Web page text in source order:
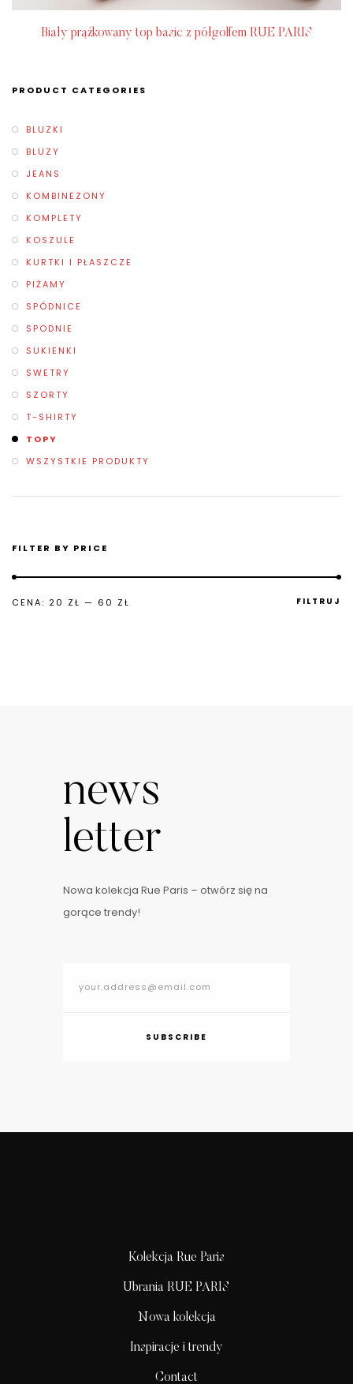
Biały prążkowany top basic z półgolfem RUE PARIS
PRODUCT CATEGORIES
BLUZKI
BLUZY
JEANS
KOMBINEZONY
KOMPLETY
KOSZULE
KURTKI I PŁASZCZE
PIŻAMY
SPÓDNICE
SPODNIE
SUKIENKI
SWETRY
SZORTY
T-SHIRTY
TOPY
WSZYSTKIE PRODUKTY
FILTER BY PRICE
FILTRUJ
CENA: 20 ZŁ — 60 ZŁ
news
letter
Nowa kolekcja Rue Paris – otwórz się na
gorące trendy!
SUBSCRIBE
Kolekcja Rue Paris
Ubrania RUE PARIS
Nowa kolekcja
Inspiracje i trendy
Contact